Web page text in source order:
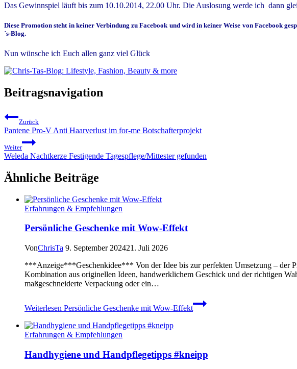
Das Gewinnspiel läuft bis zum 10.10.2014, 22.00 Uhr. Die Auslosung werde ich dann
Diese Promotion steht in keiner Verbindung zu Facebook und wird in keiner Weise von Facebook
´s-Blog.
Nun wünsche ich Euch allen ganz viel Glück
Beitragsnavigation
Zurück
Pantene Pro-V Anti Haarverlust im for-me Botschafterprojekt
Weiter
Weleda Nachtkerze Festigende Tagespflege/Mittester gefunden
Ähnliche Beiträge
Erfahrungen & Empfehlungen
Persönliche Geschenke mit Wow-Effekt
VonChrisTa 9. September 202421. Juli 2026
***Anzeige***Geschenkidee*** Von der Idee bis zur perfekten Umsetzung – der
Kombination aus originellen Ideen, handwerklichem Geschick und der richtigen
maßgeschneiderte Verpackung oder ein…
Weiterlesen Persönliche Geschenke mit Wow-Effekt
Erfahrungen & Empfehlungen
Handhygiene und Handpflegetipps #kneipp